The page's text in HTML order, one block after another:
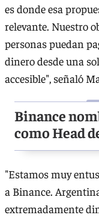
es donde esa
relevante. Nuestro
personas puedan
dinero desde una
accesible", señaló
Binance
como Head
"Estamos muy
a Binance.
extremadamente